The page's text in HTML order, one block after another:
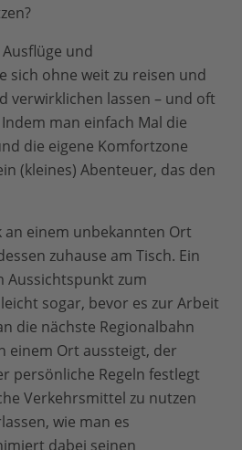
und
sich ohne weit zu reisen und
verwirklichen lassen – und oft
man einfach Mal die
die eigene Komfortzone
(kleines) Abenteuer, das den
an einem unbekannten Ort
zuhause am Tisch. Ein
Aussichtspunkt zum
sogar, bevor es zur Arbeit
die nächste Regionalbahn
einem Ort aussteigt, der
persönliche Regeln festlegt
Verkehrsmittel zu nutzen
wie man es
dabei seinen